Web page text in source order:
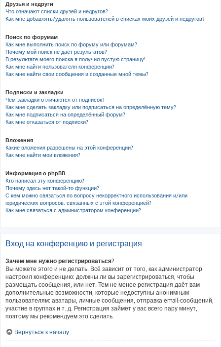
Друзья и недруги
Что означают списки друзей и недругов?
Как мне добавлять/удалять пользователей в списках моих друзей и недругов?
Поиск по форумам
Как мне выполнить поиск по форуму или форумам?
Почему мой поиск не даёт результатов?
В результате моего поиска я получил пустую страницу!
Как мне найти пользователя конференции?
Как мне найти свои сообщения и созданные мной темы?
Подписки и закладки
Чем закладки отличаются от подписок?
Как мне сделать закладку или подписаться на определённую тему?
Как мне подписаться на определённый форум?
Как мне отказаться от подписки?
Вложения
Какие вложения разрешены на этой конференции?
Как мне найти мои вложения?
Информация о phpBB
Кто написал эту конференцию?
Почему здесь нет такой-то функции?
С кем можно связаться по вопросу некорректного использования и/или
юридических вопросов, связанных с этой конференцией?
Как мне связаться с администратором конференции?
Вход на конференцию и регистрация
Зачем мне нужно регистрироваться?
Вы можете этого и не делать. Всё зависит от того, как администратор
настроил конференцию: должны ли вы зарегистрироваться, чтобы
размещать сообщения, или нет. Тем не менее регистрация даёт вам
дополнительные возможности, которые недоступны анонимным
пользователям: аватары, личные сообщения, отправка email-сообщений,
участие в группах и т. д. Регистрация займёт у вас всего пару минут,
поэтому мы рекомендуем это сделать.
Вернуться к началу